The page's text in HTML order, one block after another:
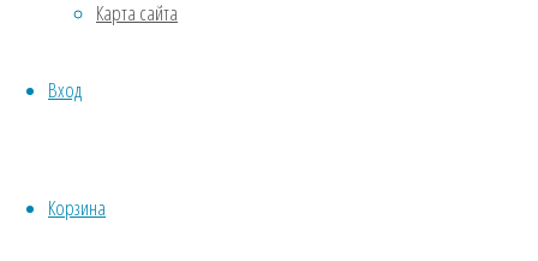
Карта сайта
Вход
Корзина
В
Хвойники
ИНСТРУМЕНТЫ, ОБОРУДОВАНИЕ